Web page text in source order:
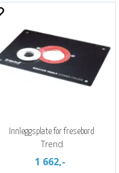
Innleggsplate for fresebord
Trend
1 662,-